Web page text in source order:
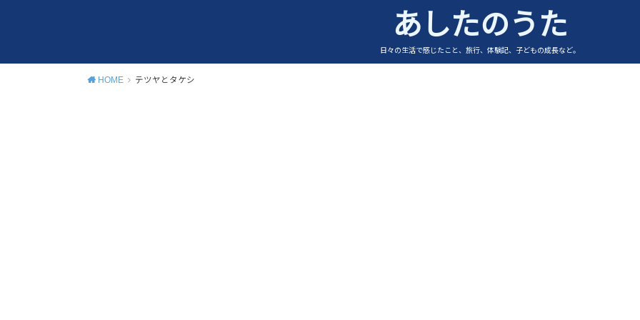
あしたのうた
日々の生活で感じたこと、旅行、体験記、子どもの成長など。
HOME テツヤとタケシ